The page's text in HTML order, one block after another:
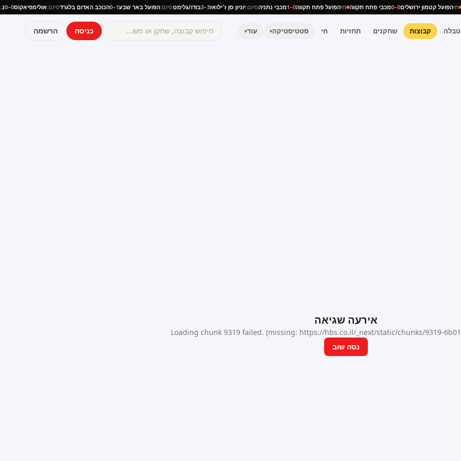
חיהפועל קטמון ירושלים0–0 מכבי פתח תקווה חיהפועל פתח תקווה0–1 מכבי נתניהסיום:יוניון סן ז׳ילואז3–3 בודו/גלימטסיום:הפועל באר שבע1–0 הכוכב האדום בלגרדסיום:אולימפיאקוס0–0
טבלה קבוצות שחקנים תחזיות חי סטטיסטיקה▾ עוד▾ כניסה הרשמה
אירעה שגיאה
Loading chunk 9319 failed. (missing: https://hbs.co.il/_next/static/chunks/9319-
נסה שוב